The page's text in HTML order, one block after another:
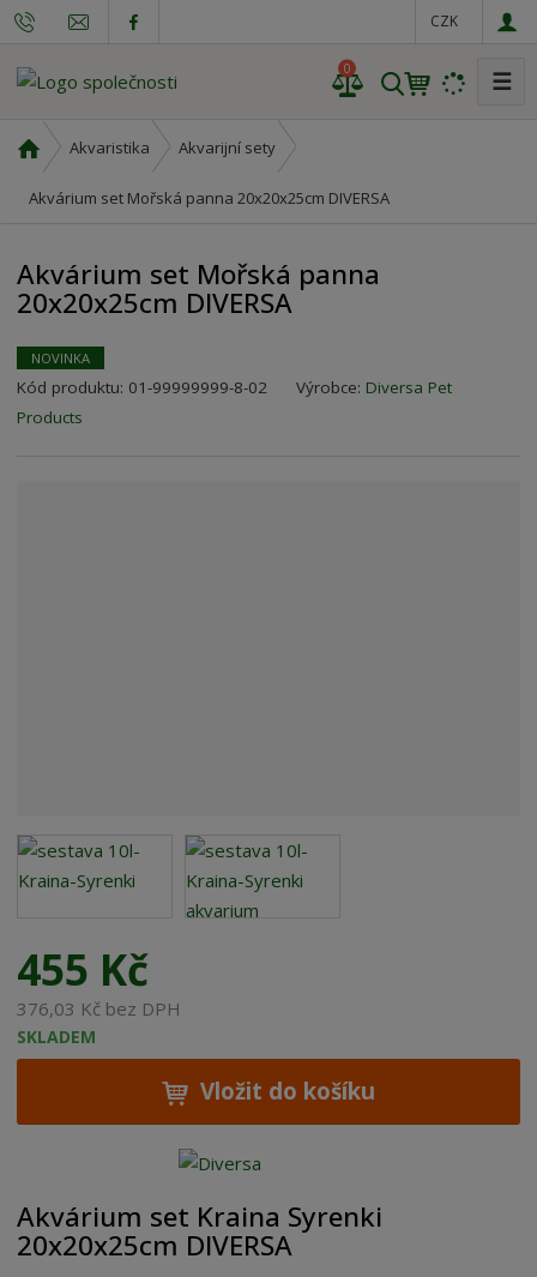
CZK
V
0 ☰
v
o
í
s
r
a
Akvaristika Akvarijní sety
Akvárium set Mořská panna 20x20x25cm DIVERSA
Akvárium set Mořská panna
20x20x25cm DIVERSA
NOVINKA
Kód produktu: 01-99999999-8-02 Výrobce: Diversa Pet
Products
455 Kč
376,03 Kč bez DPH
SKLADEM
Vložit do košíku
Akvárium set Kraina Syrenki
20x20x25cm DIVERSA